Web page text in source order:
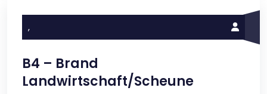
,
B4 – Brand
Landwirtschaft/Scheune